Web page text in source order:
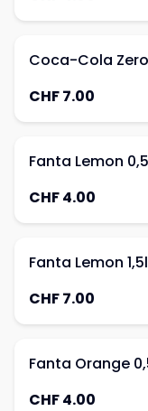
Coca-Cola Zero
CHF 7.00
Fanta Lemon
CHF 4.00
Fanta Lemon 1,5l
CHF 7.00
Fanta Orange
CHF 4.00